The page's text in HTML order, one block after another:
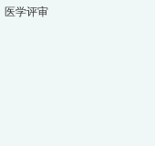
医学评审